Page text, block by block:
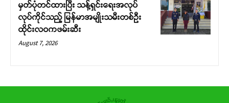
မှတ်ပုံတင်ထားပြီး သန့်ရှင်းရေးအလုပ်
လုပ်ကိုင်သည့် မြန်မာအမျိုးသမီးတစ်ဦး
ထိုင်းလဝကဖမ်းဆီး
August 7, 2026